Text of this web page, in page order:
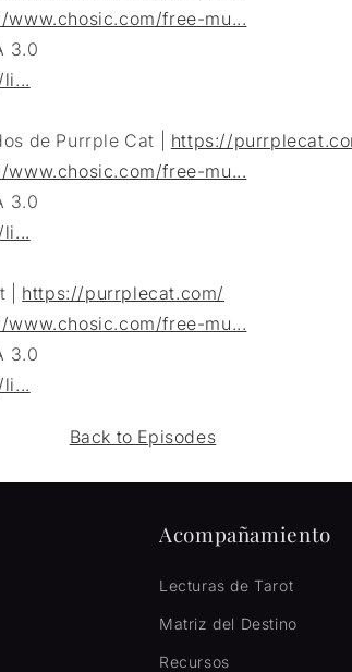
www.chosic.com/free-mu...
3.0
de Purrple Cat | https://
www.chosic.com/free-mu...
3.0
| https://purrplecat.com/
www.chosic.com/free-mu...
3.0
Back to Episodes
Acompañamiento
Lecturas de Tarot
Matriz del Destino
Recursos